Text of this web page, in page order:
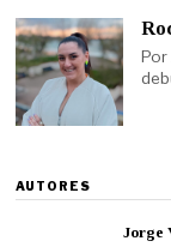
Por
AUTORES
Jorge